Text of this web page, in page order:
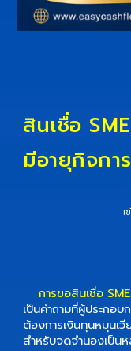
สินเชื่อ
มีอายุกิจกา
เ
การขอสินเชื่อ
เป็นคำถามที่ผู้ประกอ
ต้องการเงินทุนหมุนเ
สำหรับจดจำนองเป็น